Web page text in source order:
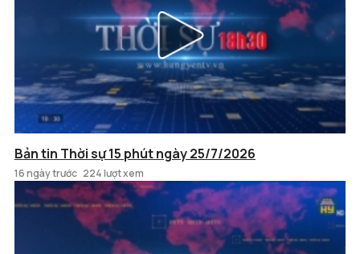
Bản tin Thời sự 15 phút ngày 25/7/2026
16 ngày trước 224 lượt xem